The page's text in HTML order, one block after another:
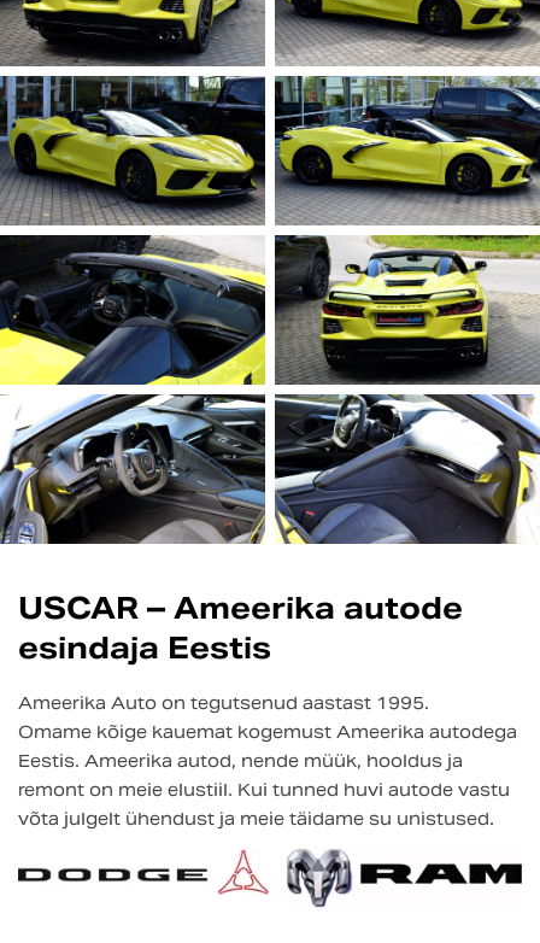
USCAR – Ameerika autode
esindaja Eestis
Ameerika Auto on tegutsenud aastast 1995.
Omame kõige kauemat kogemust Ameerika autodega
Eestis. Ameerika autod, nende müük, hooldus ja
remont on meie elustiil. Kui tunned huvi autode vastu
võta julgelt ühendust ja meie täidame su unistused.